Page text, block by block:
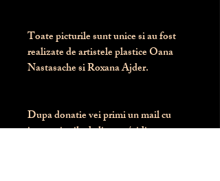
Toate picturile sunt unice si au fost
realizate de artistele plastice Oana
Nastasache si Roxana Ajder.
Dupa donatie vei primi un mail cu
instructiunile de livrare / ridicare.